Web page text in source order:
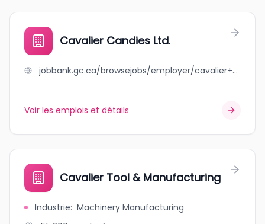
Cavalier Candies Ltd.
jobbank.gc.ca/browsejobs/employer/cavalier+candies+ltd./ca
Voir les emplois et détails
Cavalier Tool & Manufacturing
Industrie: Machinery Manufacturing